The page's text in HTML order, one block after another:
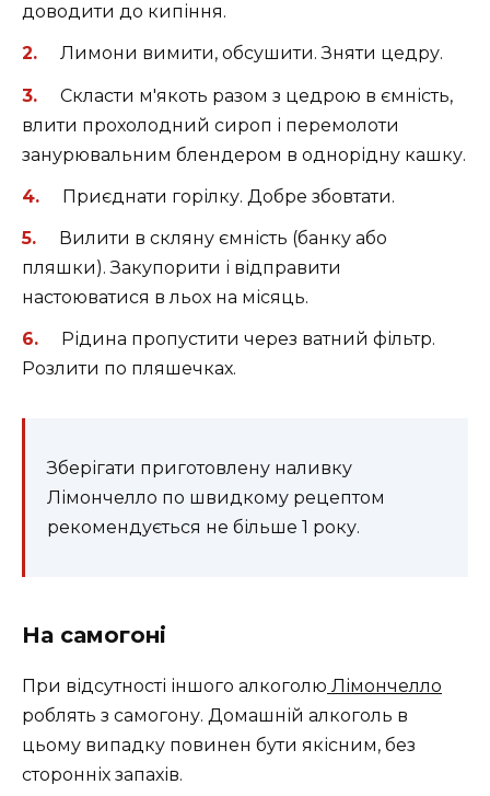
доводити до кипіння.
Лимони вимити, обсушити. Зняти цедру.
Скласти м'якоть разом з цедрою в ємність,
влити прохолодний сироп і перемолоти
занурювальним блендером в однорідну кашку.
Приєднати горілку. Добре збовтати.
Вилити в скляну ємність (банку або
пляшки). Закупорити і відправити
настоюватися в льох на місяць.
Рідина пропустити через ватний фільтр.
Розлити по пляшечках.
Зберігати приготовлену наливку
Лімончелло по швидкому рецептом
рекомендується не більше 1 року.
На самогоні
При відсутності іншого алкоголю Лімончелло
роблять з самогону. Домашній алкоголь в
цьому випадку повинен бути якісним, без
сторонніх запахів.